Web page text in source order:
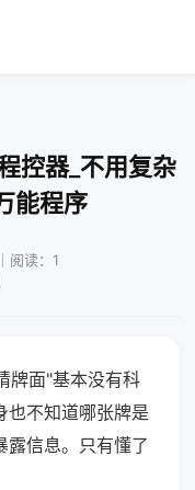
控器_不用复杂
能程序
阅读：1
牌面"基本没有科
也不知道哪张牌是
露信息。只有懂了